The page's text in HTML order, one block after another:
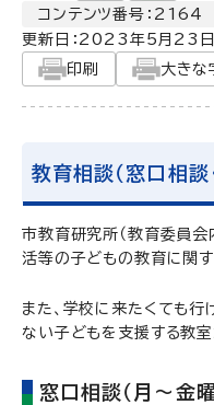
コンテンツ番号：2164
更新日： 2023年5月23日
印刷
大きな
教育相談（窓口相談
市教育研究所（教育委員会
活等の子どもの教育に関す
また、学校に来たくても行
ない子どもを支援する教室
窓口相談（月～金